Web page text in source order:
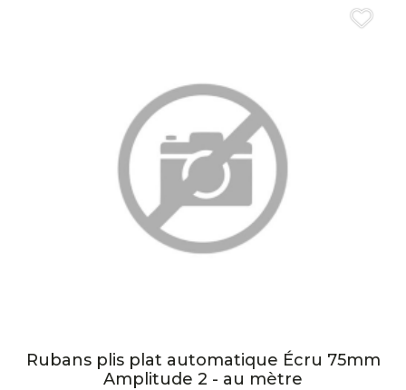
Rubans plis plat automatique Écru 75mm
Amplitude 2 - au mètre